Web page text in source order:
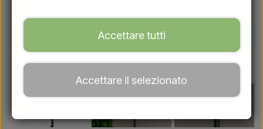
Accettare tutti
Accettare il selezionato